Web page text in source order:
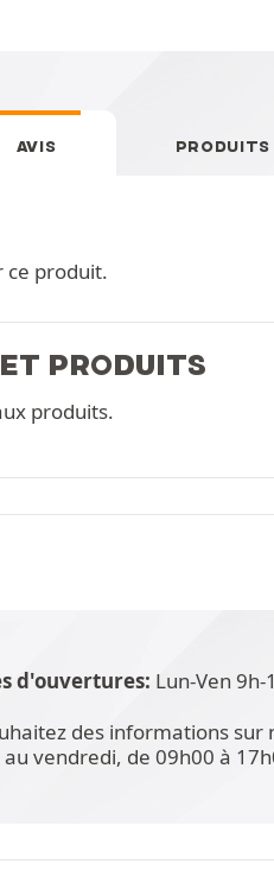
AVIS
ce produit.
PRODUITS
produits.
d'ouvertures: Lun-Ven 9h-
des informations
au vendredi, de 09h00 à